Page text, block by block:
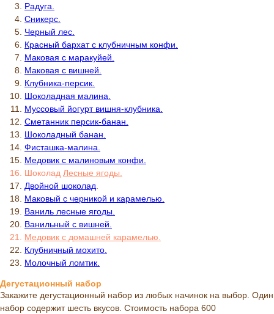
Радуга.
Сникерс.
Черный лес.
Красный бархат с клубничным конфи.
Маковая с маракуйей.
Маковая с вишней.
Клубника-персик.
Шоколадная малина.
Муссовый йогурт вишня-клубника.
Сметанник персик-банан.
Шоколадный банан.
Фисташка-малина.
Медовик с малиновым конфи.
Шоколад Лесные ягоды.
Двойной шоколад.
Маковый с черникой и карамелью.
Ваниль лесные ягоды.
Ванильный с вишней.
Медовик с домашней карамелью.
Клубничный мохито.
Молочный ломтик.
Дегустационный набор
Закажите дегустационный набор из любых начинок на выбор. Один
набор содержит шесть вкусов. Стоимость набора 600